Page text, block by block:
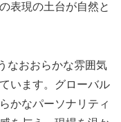
表現の土台が自然と
なおおらかな雰囲気
います。グローバル
かなパーソナリティ